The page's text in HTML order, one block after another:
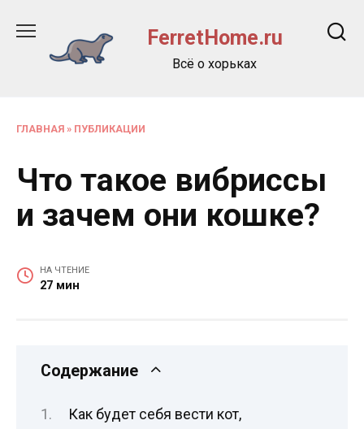
содержанию
FerretHome.ru
Всё о хорьках
ГЛАВНАЯ » ПУБЛИКАЦИИ
Что такое вибриссы
и зачем они кошке?
НА ЧТЕНИЕ
27 мин
Содержание
Как будет себя вести кот,